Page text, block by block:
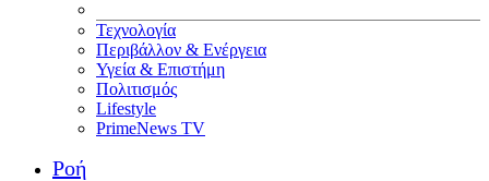
Τεχνολογία
Περιβάλλον & Ενέργεια
Υγεία & Επιστήμη
Πολιτισμός
Lifestyle
PrimeNews TV
Ροή